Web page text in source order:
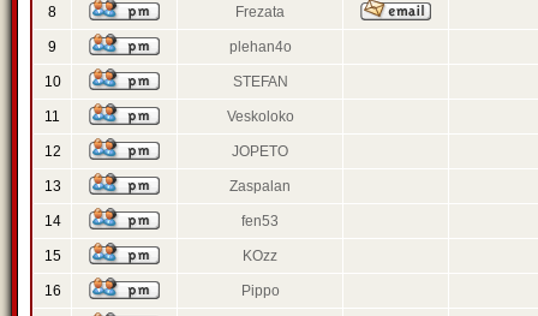
8 Frezata
9 plehan4o
10 STEFAN
11 Veskoloko
12 JOPETO
13 Zaspalan
14 fen53
15 KOzz
16 Pippo